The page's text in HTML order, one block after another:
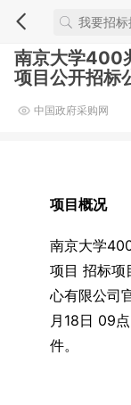
南京大学400
项目公开招标
中国政府采购网
项目概况
南京大学
项目 招标项
心有限公司
月18日 09
件。